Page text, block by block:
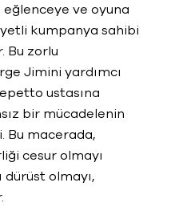
eğlenceye ve oyuna
kumpanya sahibi
Bu zorlu
Jimini yardımcı
ustasına
bir mücadelenin
Bu macerada,
cesur olmayı
olmayı,